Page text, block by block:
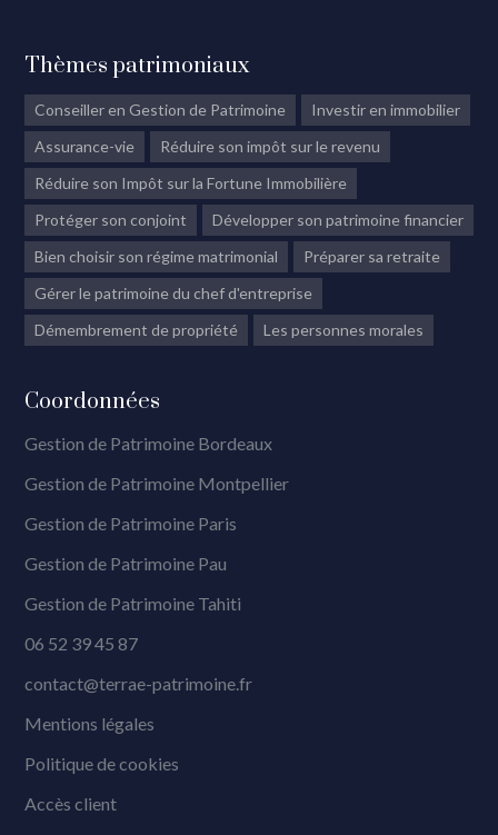
Thèmes patrimoniaux
Conseiller en Gestion de Patrimoine
Investir en immobilier
Assurance-vie
Réduire son impôt sur le revenu
Réduire son Impôt sur la Fortune Immobilière
Protéger son conjoint
Développer son patrimoine financier
Bien choisir son régime matrimonial
Préparer sa retraite
Gérer le patrimoine du chef d'entreprise
Démembrement de propriété
Les personnes morales
Coordonnées
Gestion de Patrimoine Bordeaux
Gestion de Patrimoine Montpellier
Gestion de Patrimoine Paris
Gestion de Patrimoine Pau
Gestion de Patrimoine Tahiti
06 52 39 45 87
contact@terrae-patrimoine.fr
Mentions légales
Politique de cookies
Accès client